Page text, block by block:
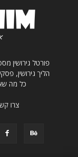
פורטל גירושין
הליך גירושין,
כל מה
צרו